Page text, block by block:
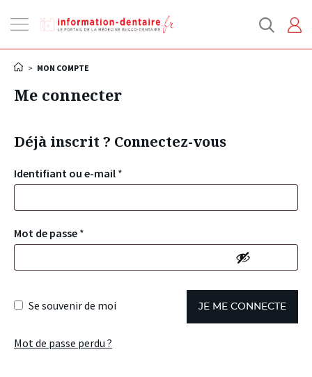
la
> MON COMPTE
Me connecter
Déjà inscrit ? Connectez-vous
Identifiant ou e-mail *
Mot de passe *
Se souvenir de moi JE ME CONNECTE
Mot de passe perdu ?